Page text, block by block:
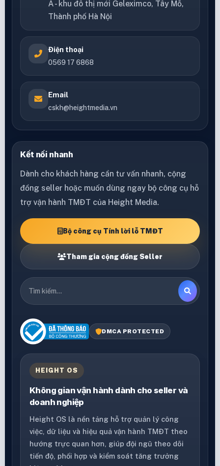
A - khu đô thị mới Geleximco, Tây Mỗ,
Thành phố Hà Nội
Điện thoại
0569 17 6868
Email
cskh@heightmedia.vn
Kết nối nhanh
Dành cho khách hàng cần tư vấn nhanh, cộng
đồng seller hoặc muốn dùng ngay bộ công cụ hỗ
trợ vận hành TMĐT của Height Media.
Bộ công cụ Tính lời lỗ TMĐT
Tham gia cộng đồng Seller
DMCA PROTECTED
HEIGHT OS
Không gian vận hành dành cho seller và
doanh nghiệp
Height OS là nền tảng hỗ trợ quản lý công
việc, dữ liệu và hiệu quả vận hành TMĐT theo
hướng trực quan hơn, giúp đội ngũ theo dõi
tiến độ, phối hợp và kiểm soát tăng trưởng